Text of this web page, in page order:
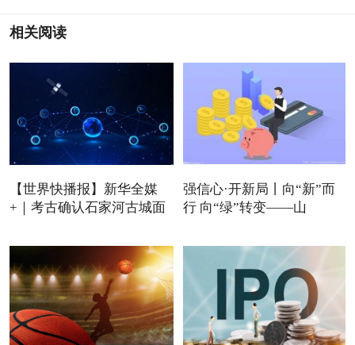
相关阅读
【世界快播报】新华全媒
+｜考古确认石家河古城面
强信心·开新局丨向“新”而
行 向“绿”转变——山